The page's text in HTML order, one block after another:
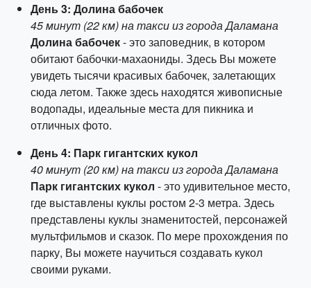
День 3: Долина бабочек
45 минут (22 км) на такси из города Даламана
Долина бабочек- это заповедник, в котором
обитают бабочки-махаониды. Здесь Вы можете
увидеть тысячи красивых бабочек, залетающих
сюда летом. Также здесь находятся живописные
водопады, идеальные места для пикника и
отличных фото.
День 4: Парк гигантских кукол
40 минут (20 км) на такси из города Даламана
Парк гигантских кукол - это удивительное место,
где выставлены куклы ростом 2-3 метра. Здесь
представлены куклы знаменитостей, персонажей
мультфильмов и сказок. По мере прохождения по
парку, Вы можете научиться создавать кукол
своими руками.